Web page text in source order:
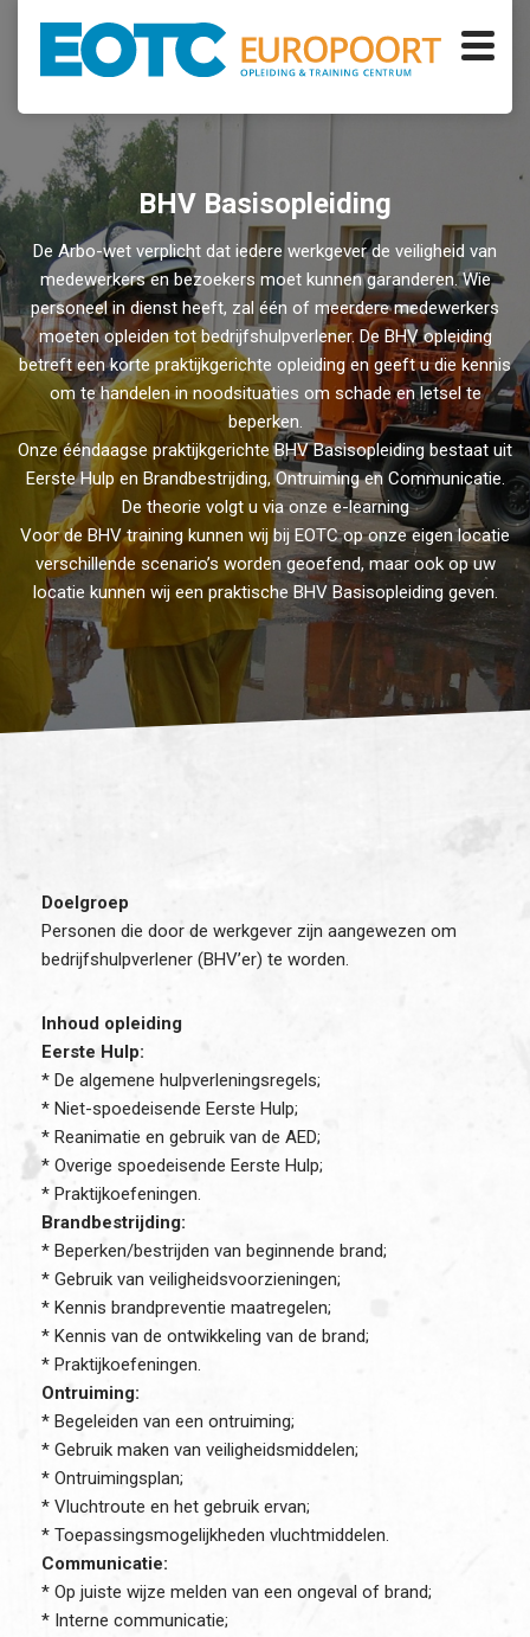
BHV Basisopleiding
De Arbo-wet verplicht dat iedere werkgever de veiligheid van
medewerkers en bezoekers moet kunnen garanderen. Wie
personeel in dienst heeft, zal één of meerdere medewerkers
moeten opleiden tot bedrijfshulpverlener. De BHV opleiding
betreft een korte praktijkgerichte opleiding en geeft u die kennis
om te handelen in noodsituaties om schade en letsel te
beperken.
Onze ééndaagse praktijkgerichte BHV Basisopleiding bestaat uit
Eerste Hulp en Brandbestrijding, Ontruiming en Communicatie.
De theorie volgt u via onze e-learning
Voor de BHV training kunnen wij bij EOTC op onze eigen locatie
verschillende scenario’s worden geoefend, maar ook op uw
locatie kunnen wij een praktische BHV Basisopleiding geven.
Doelgroep
Personen die door de werkgever zijn aangewezen om
bedrijfshulpverlener (BHV’er) te worden.
Inhoud opleiding
Eerste Hulp:
* De algemene hulpverleningsregels;
* Niet-spoedeisende Eerste Hulp;
* Reanimatie en gebruik van de AED;
* Overige spoedeisende Eerste Hulp;
* Praktijkoefeningen.
Brandbestrijding:
* Beperken/bestrijden van beginnende brand;
* Gebruik van veiligheidsvoorzieningen;
* Kennis brandpreventie maatregelen;
* Kennis van de ontwikkeling van de brand;
* Praktijkoefeningen.
Ontruiming:
* Begeleiden van een ontruiming;
* Gebruik maken van veiligheidsmiddelen;
* Ontruimingsplan;
* Vluchtroute en het gebruik ervan;
* Toepassingsmogelijkheden vluchtmiddelen.
Communicatie:
* Op juiste wijze melden van een ongeval of brand;
* Interne communicatie;